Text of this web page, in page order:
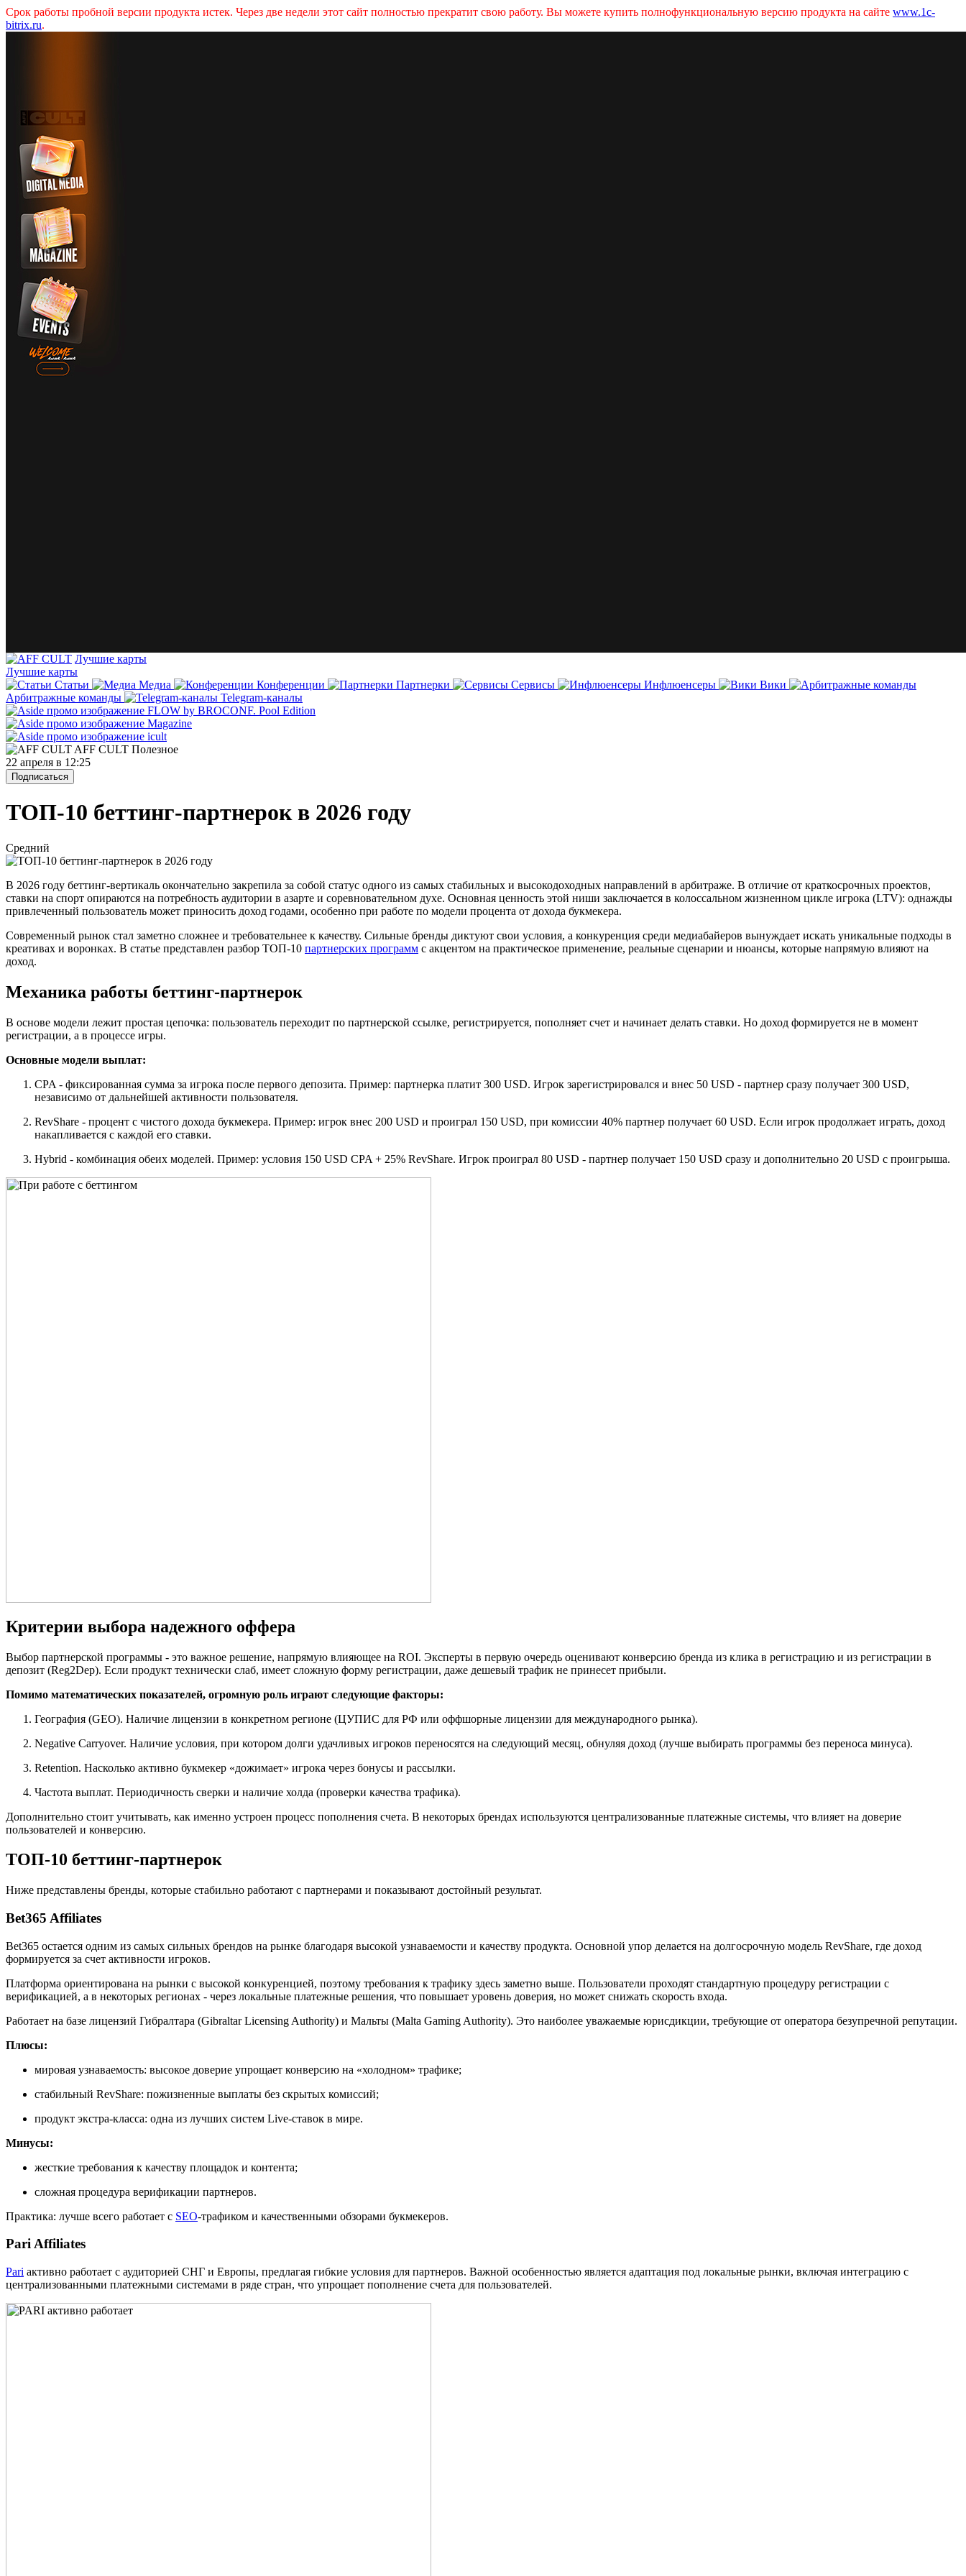
Срок работы пробной версии продукта истек. Через две недели этот сайт полностью прекратит свою работу. Вы можете купить полнофункциональную версию продукта на сайте www.1c-
bitrix.ru.
Лучшие карты
Лучшие карты
Статьи
Медиа Конференции Партнерки Сервисы Инфлюенсеры
Вики
Арбитражные команды
Telegram-каналы
AFF CULT Полезное
22 апреля в 12:25
Подписаться
ТОП-10 беттинг-партнерок в 2026 году
Средний
В 2026 году беттинг-вертикаль окончательно закрепила за собой статус одного из самых стабильных и высокодоходных направлений в арбитраже. В отличие от краткосрочных проектов,
ставки на спорт опираются на потребность аудитории в азарте и соревновательном духе. Основная ценность этой ниши заключается в колоссальном жизненном цикле игрока (LTV): однажды
привлеченный пользователь может приносить доход годами, особенно при работе по модели процента от дохода букмекера.
Современный рынок стал заметно сложнее и требовательнее к качеству. Сильные бренды диктуют свои условия, а конкуренция среди медиабайеров вынуждает искать уникальные подходы в
креативах и воронках. В статье представлен разбор ТОП-10 партнерских программ с акцентом на практическое применение, реальные сценарии и нюансы, которые напрямую влияют на
доход.
Механика работы беттинг-партнерок
В основе модели лежит простая цепочка: пользователь переходит по партнерской ссылке, регистрируется, пополняет счет и начинает делать ставки. Но доход формируется не в момент
регистрации, а в процессе игры.
Основные модели выплат:
CPA - фиксированная сумма за игрока после первого депозита. Пример: партнерка платит 300 USD. Игрок зарегистрировался и внес 50 USD - партнер сразу получает 300 USD,
независимо от дальнейшей активности пользователя.
RevShare - процент с чистого дохода букмекера. Пример: игрок внес 200 USD и проиграл 150 USD, при комиссии 40% партнер получает 60 USD. Если игрок продолжает играть, доход
накапливается с каждой его ставки.
Hybrid - комбинация обеих моделей. Пример: условия 150 USD CPA + 25% RevShare. Игрок проиграл 80 USD - партнер получает 150 USD сразу и дополнительно 20 USD с проигрыша.
Критерии выбора надежного оффера
Выбор партнерской программы - это важное решение, напрямую влияющее на ROI. Эксперты в первую очередь оценивают конверсию бренда из клика в регистрацию и из регистрации в
депозит (Reg2Dep). Если продукт технически слаб, имеет сложную форму регистрации, даже дешевый трафик не принесет прибыли.
Помимо математических показателей, огромную роль играют следующие факторы:
География (GEO). Наличие лицензии в конкретном регионе (ЦУПИС для РФ или оффшорные лицензии для международного рынка).
Negative Carryover. Наличие условия, при котором долги удачливых игроков переносятся на следующий месяц, обнуляя доход (лучше выбирать программы без переноса минуса).
Retention. Насколько активно букмекер «дожимает» игрока через бонусы и рассылки.
Частота выплат. Периодичность сверки и наличие холда (проверки качества трафика).
Дополнительно стоит учитывать, как именно устроен процесс пополнения счета. В некоторых брендах используются централизованные платежные системы, что влияет на доверие
пользователей и конверсию.
ТОП-10 беттинг-партнерок
Ниже представлены бренды, которые стабильно работают с партнерами и показывают достойный результат.
Bet365 Affiliates
Bet365 остается одним из самых сильных брендов на рынке благодаря высокой узнаваемости и качеству продукта. Основной упор делается на долгосрочную модель RevShare, где доход
формируется за счет активности игроков.
Платформа ориентирована на рынки с высокой конкуренцией, поэтому требования к трафику здесь заметно выше. Пользователи проходят стандартную процедуру регистрации с
верификацией, а в некоторых регионах - через локальные платежные решения, что повышает уровень доверия, но может снижать скорость входа.
Работает на базе лицензий Гибралтара (Gibraltar Licensing Authority) и Мальты (Malta Gaming Authority). Это наиболее уважаемые юрисдикции, требующие от оператора безупречной репутации.
Плюсы:
мировая узнаваемость: высокое доверие упрощает конверсию на «холодном» трафике;
стабильный RevShare: пожизненные выплаты без скрытых комиссий;
продукт экстра-класса: одна из лучших систем Live-ставок в мире.
Минусы:
жесткие требования к качеству площадок и контента;
сложная процедура верификации партнеров.
Практика: лучше всего работает с SEO-трафиком и качественными обзорами букмекеров.
Pari Affiliates
Pari активно работает с аудиторией СНГ и Европы, предлагая гибкие условия для партнеров. Важной особенностью является адаптация под локальные рынки, включая интеграцию с
централизованными платежными системами в ряде стран, что упрощает пополнение счета для пользователей.